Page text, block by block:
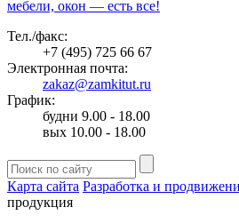
мебели, окон — есть все!
Тел./факс:
+7 (495) 725 66 67
Электронная почта:
zakaz@zamkitut.ru
График:
будни 9.00 - 18.00
вых 10.00 - 18.00
Карта сайта Разработка и
продукция